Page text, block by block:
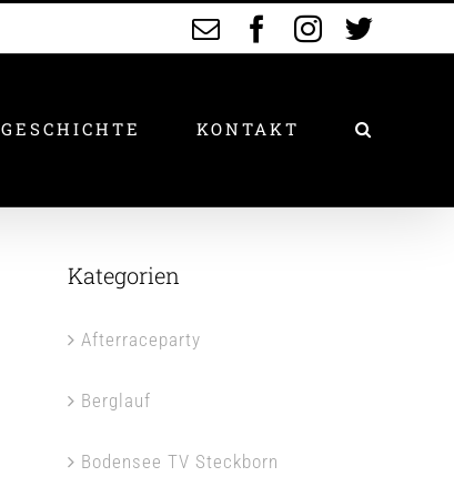
Mail
FacebookInstagram
GESCHICHTE KONTAKT
Kategorien
Afterraceparty
Berglauf
Bodensee TV Steckborn